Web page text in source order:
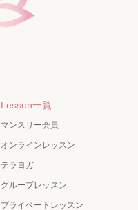
Lesson一覧
マンスリー会員
オンラインレッスン
テラヨガ
グループレッスン
プライベートレッスン